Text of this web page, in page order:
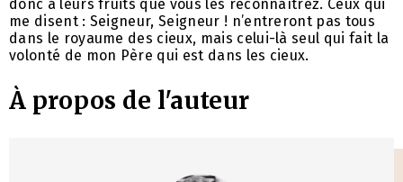
donc à leurs fruits que vous les reconnaîtrez. Ceux qui
me disent : Seigneur, Seigneur ! n’entreront pas tous
dans le royaume des cieux, mais celui-là seul qui fait la
volonté de mon Père qui est dans les cieux.
À propos de l'auteur